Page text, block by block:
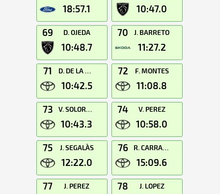
18:57.1 10:47.0
69 D. OJEDA
10:48.7
70 J. BARRETO
11:27.2
71 D. DE LA OSA
10:42.5
72 F. MONTES
11:08.8
73 V. SOLORZANO
10:43.3
74 V. PEREZ
10:58.0
75 J. SEGALÀS
12:22.0
76 R. CARRASCO
15:09.6
77 J. PEREZ 78 J. LOPEZ